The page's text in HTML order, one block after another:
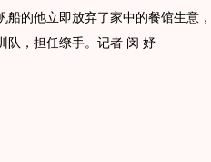
船的他立即放弃了家中的餐馆生意
队，担任缭手。记者 闵 妤